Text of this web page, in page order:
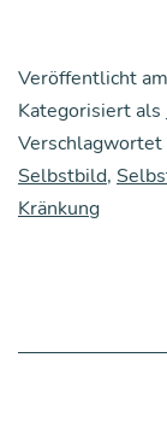
Veröffentlicht am
Kategorisiert als
Selbstbild,
Kränkung